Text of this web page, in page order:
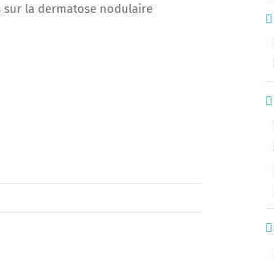
sur la dermatose nodulaire